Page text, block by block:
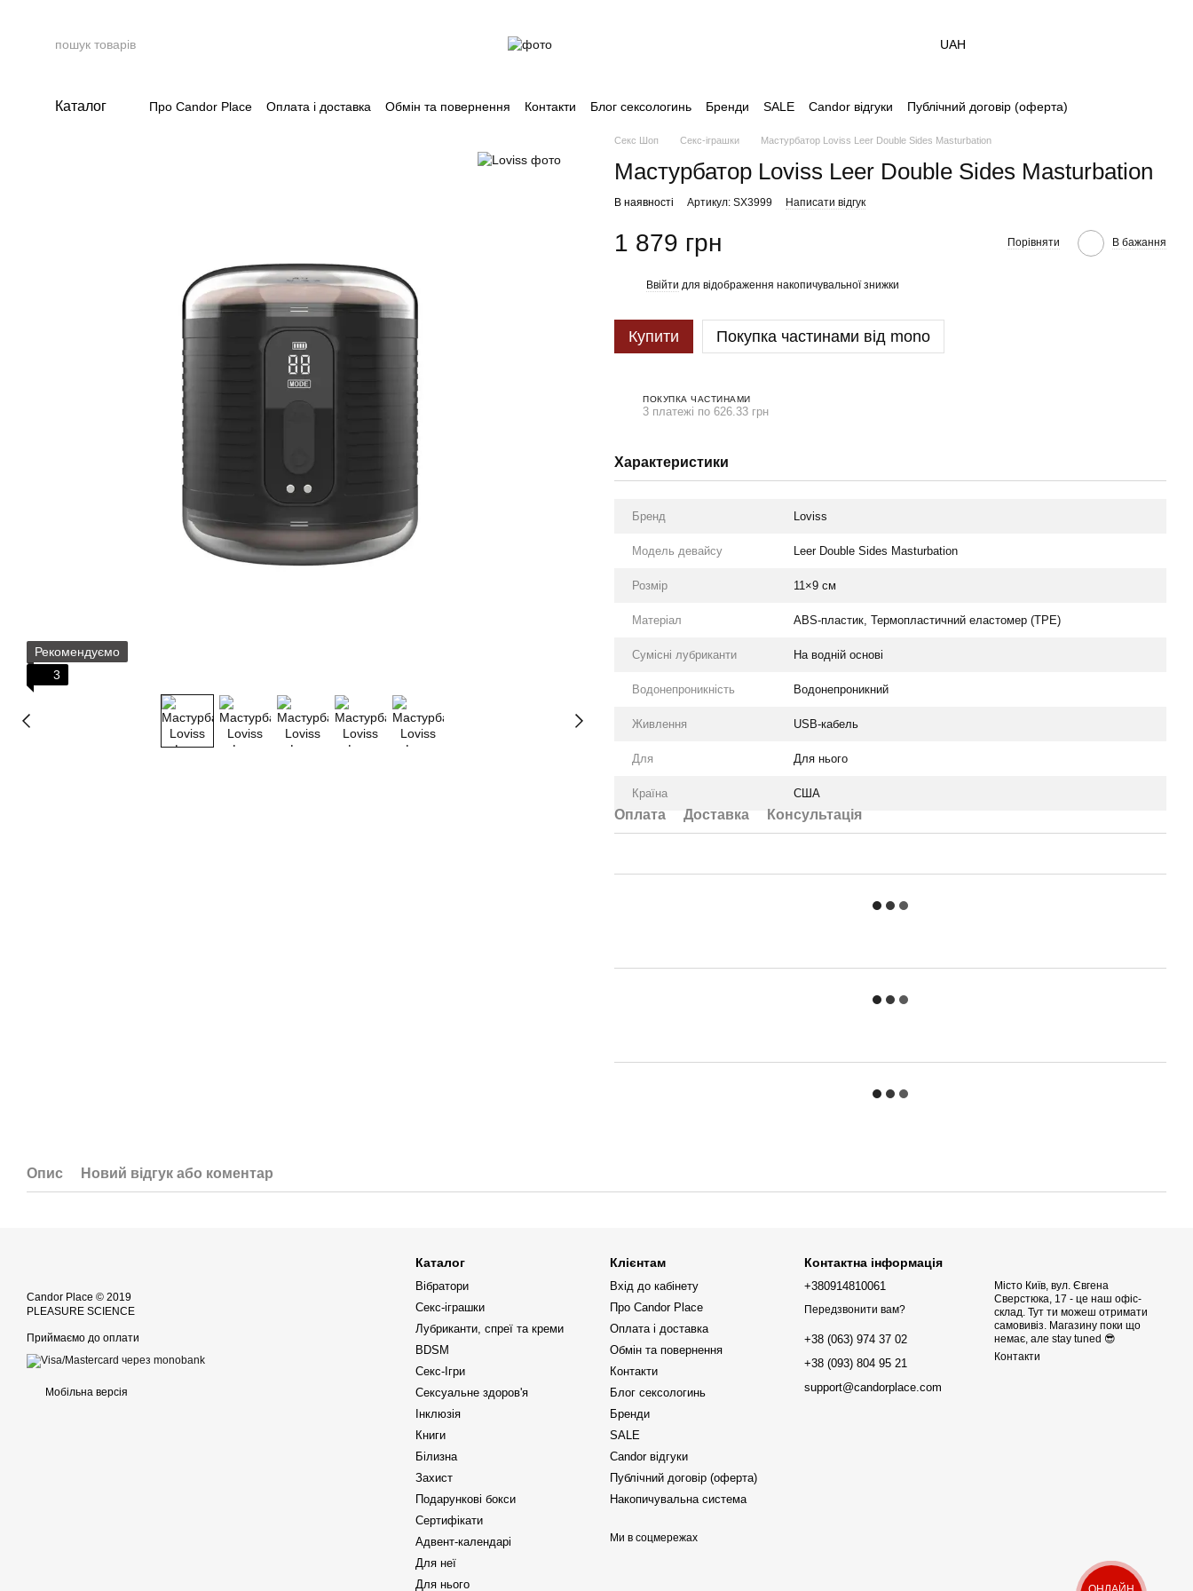
UAH
Каталог Про Candor Place Оплата і доставка Обмін та повернення Контакти Блог сексологинь Бренди SALE Candor відгуки
Публічний договір (оферта)
Рекомендуємо
3
Секс Шоп Секс-іграшки Мастурбатор Loviss Leer Double Sides Masturbation
Мастурбатор Loviss Leer Double Sides Masturbation
В наявності Артикул: SX3999 Написати відгук
1 879 грн Порівняти В бажання
Ввійти для відображення накопичувальної знижки
Купити Покупка частинами від mono
ПОКУПКА ЧАСТИНАМИ
3 платежі по 626.33 грн
Характеристики
Бренд Loviss
Модель девайсу Leer Double Sides Masturbation
Розмір 11×9 см
Матеріал ABS-пластик, Термопластичний еластомер (TPE)
Сумісні лубриканти На водній основі
Водонепроникність Водонепроникний
Живлення USB-кабель
Для Для нього
Країна США
Оплата Доставка Консультація
Опис Новий відгук або коментар
Candor Place © 2019
PLEASURE SCIENCE
Приймаємо до оплати
Мобільна версія
Каталог
Вібратори
Секс-іграшки
Лубриканти, спреї та креми
BDSM
Секс-Ігри
Сексуальне здоров'я
Інклюзія
Книги
Білизна
Захист
Подарункові бокси
Сертифікати
Адвент-календарі
Для неї
Для нього
Клієнтам
Вхід до кабінету
Про Candor Place
Оплата і доставка
Обмін та повернення
Контакти
Блог сексологинь
Бренди
SALE
Candor відгуки
Публічний договір (оферта)
Накопичувальна система
Ми в соцмережах
Контактна інформація
+380914810061
Передзвонити вам?
+38 (063) 974 37 02
+38 (093) 804 95 21
support@candorplace.com
Місто Київ, вул. Євгена
Сверстюка, 17 - це наш офіс-
склад. Тут ти можеш отримати
самовивіз. Магазину поки що
немає, але stay tuned 😎
Контакти